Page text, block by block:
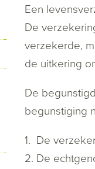
Een
De
verzekerde,
de uitkering
De
begunstiging
De
De